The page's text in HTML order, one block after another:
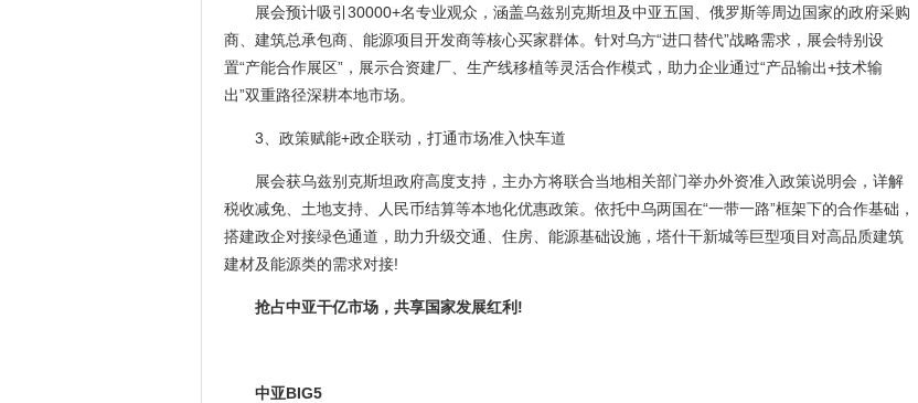
展会预计吸引30000+名专业观众，涵盖乌兹别克斯坦及中亚五国、俄罗斯等周边国家的政府采购
商、建筑总承包商、能源项目开发商等核心买家群体。针对乌方“进口替代”战略需求，展会特别设
置“产能合作展区”，展示合资建厂、生产线移植等灵活合作模式，助力企业通过“产品输出+技术输
出”双重路径深耕本地市场。
3、政策赋能+政企联动，打通市场准入快车道
展会获乌兹别克斯坦政府高度支持，主办方将联合当地相关部门举办外资准入政策说明会，详解
税收减免、土地支持、人民币结算等本地化优惠政策。依托中乌两国在“一带一路”框架下的合作基础，
搭建政企对接绿色通道，助力升级交通、住房、能源基础设施，塔什干新城等巨型项目对高品质建筑
建材及能源类的需求对接!
抢占中亚干亿市场，共享国家发展红利!
中亚BIG5